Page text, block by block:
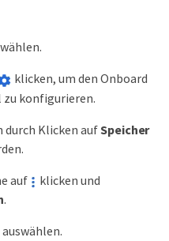
klicken, um den Onboard
zu konfigurieren.
durch Klicken aufSpeicher
auf
klicken und
.
auswählen.